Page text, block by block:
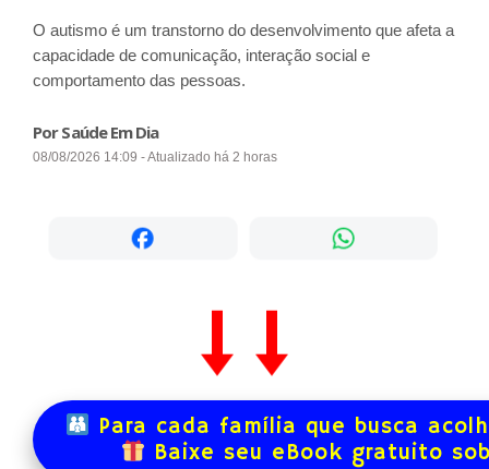
O autismo é um transtorno do desenvolvimento que afeta a
capacidade de comunicação, interação social e
comportamento das pessoas.
Por Saúde Em Dia
08/08/2026 14:09 - Atualizado há 2 horas
Para cada família que busca
Baixe seu eBook gratuito